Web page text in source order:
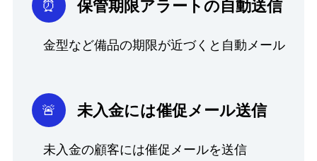
保管期限アラートの自動送信
金型など備品の期限が近づくと自動メール
未入金には催促メール送信
未入金の顧客には催促メールを送信